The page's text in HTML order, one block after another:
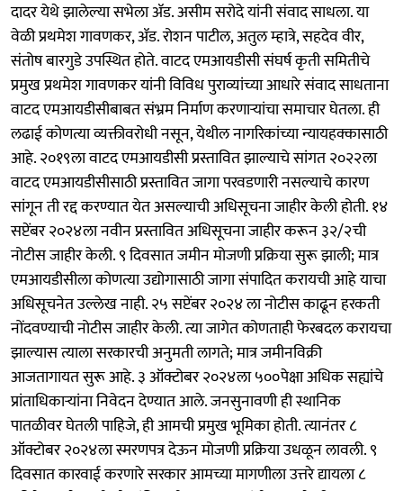
दादर येथे झालेल्या सभेला ॲड. असीम सरोदे यांनी संवाद साधला. या
वेळी प्रथमेश गावणकर, ॲड. रोशन पाटील, अतुल म्हात्रे, सहदेव वीर,
संतोष बारगुडे उपस्थित होते. वाटद एमआयडीसी संघर्ष कृती समितीचे
प्रमुख प्रथमेश गावणकर यांनी विविध पुराव्यांच्या आधारे संवाद साधताना
वाटद एमआयडीसीबाबत संभ्रम निर्माण करणाऱ्यांचा समाचार घेतला. ही
लढाई कोणत्या व्यक्तीवरोधी नसून, येथील नागरिकांच्या न्यायहक्कासाठी
आहे. २०१९ला वाटद एमआयडीसी प्रस्तावित झाल्याचे सांगत २०२२ला
वाटद एमआयडीसीसाठी प्रस्तावित जागा परवडणारी नसल्याचे कारण
सांगून ती रद्द करण्यात येत असल्याची अधिसूचना जाहीर केली होती. १४
सप्टेंबर २०२४ला नवीन प्रस्तावित अधिसूचना जाहीर करून ३२/२ची
नोटीस जाहीर केली. ९ दिवसात जमीन मोजणी प्रक्रिया सुरू झाली; मात्र
एमआयडीसीला कोणत्या उद्योगासाठी जागा संपादित करायची आहे याचा
अधिसूचनेत उल्लेख नाही. २५ सप्टेंबर २०२४ ला नोटीस काढून हरकती
नोंदवण्याची नोटीस जाहीर केली. त्या जागेत कोणताही फेरबदल करायचा
झाल्यास त्याला सरकारची अनुमती लागते; मात्र जमीनविक्री
आजतागायत सुरू आहे. ३ ऑक्टोबर २०२४ला ५००पेक्षा अधिक सह्यांचे
प्रांताधिकाऱ्यांना निवेदन देण्यात आले. जनसुनावणी ही स्थानिक
पातळीवर घेतली पाहिजे, ही आमची प्रमुख भूमिका होती. त्यानंतर ८
ऑक्टोबर २०२४ला स्मरणपत्र देऊन मोजणी प्रक्रिया उधळून लावली. ‌९
दिवसात कारवाई करणारे सरकार आमच्या मागणीला उत्तरे द्यायला ८